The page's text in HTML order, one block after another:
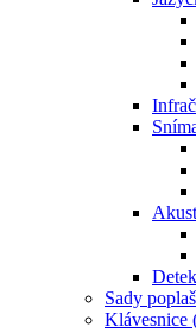
Sady
Klávesnice